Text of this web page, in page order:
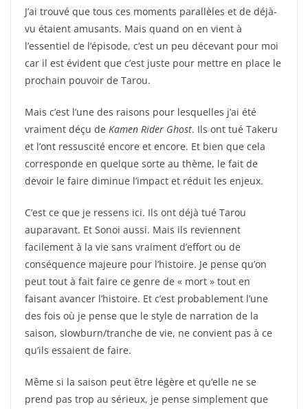
J’ai trouvé que tous ces moments parallèles et de déjà-
vu étaient amusants. Mais quand on en vient à
l’essentiel de l’épisode, c’est un peu décevant pour moi
car il est évident que c’est juste pour mettre en place le
prochain pouvoir de Tarou.
Mais c’est l’une des raisons pour lesquelles j’ai été
vraiment déçu de Kamen Rider Ghost. Ils ont tué Takeru
et l’ont ressuscité encore et encore. Et bien que cela
corresponde en quelque sorte au thème, le fait de
devoir le faire diminue l’impact et réduit les enjeux.
C’est ce que je ressens ici. Ils ont déjà tué Tarou
auparavant. Et Sonoi aussi. Mais ils reviennent
facilement à la vie sans vraiment d’effort ou de
conséquence majeure pour l’histoire. Je pense qu’on
peut tout à fait faire ce genre de « mort » tout en
faisant avancer l’histoire. Et c’est probablement l’une
des fois où je pense que le style de narration de la
saison, slowburn/tranche de vie, ne convient pas à ce
qu’ils essaient de faire.
Même si la saison peut être légère et qu’elle ne se
prend pas trop au sérieux, je pense simplement que